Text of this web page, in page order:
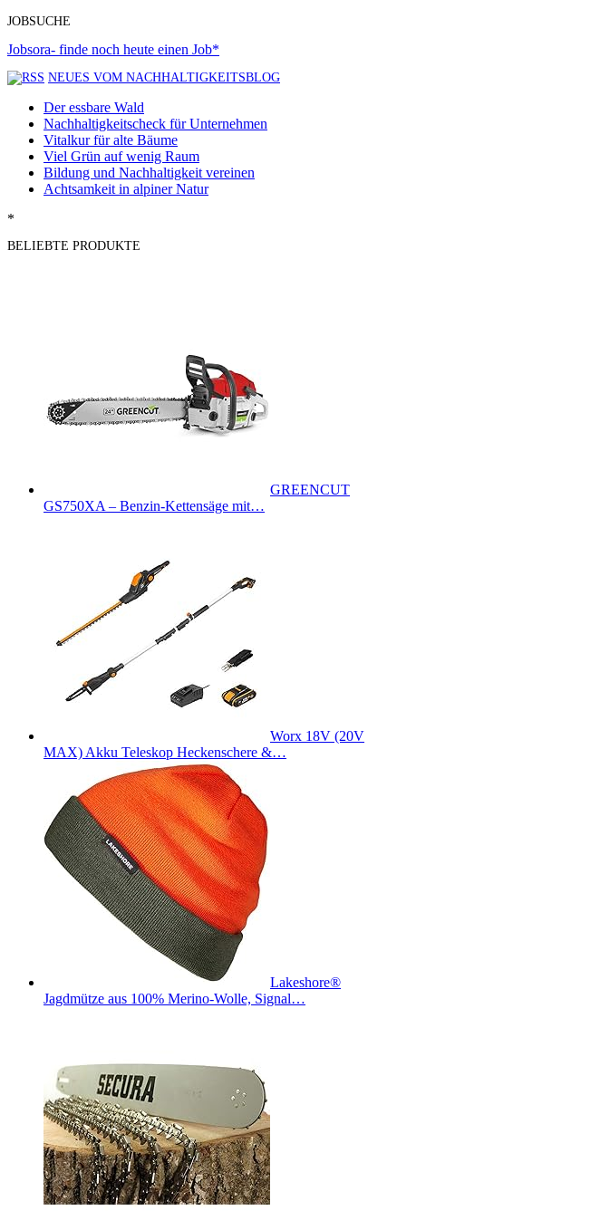
JOBSUCHE
Jobsora- finde noch heute einen Job*
NEUES VOM NACHHALTIGKEITSBLOG
Der essbare Wald
Nachhaltigkeitscheck für Unternehmen
Vitalkur für alte Bäume
Viel Grün auf wenig Raum
Bildung und Nachhaltigkeit vereinen
Achtsamkeit in alpiner Natur
*
BELIEBTE PRODUKTE
GREENCUT
GS750XA – Benzin-Kettensäge mit…
Worx 18V (20V
MAX) Akku Teleskop Heckenschere &…
Lakeshore®
Jagdmütze aus 100% Merino-Wolle, Signal…